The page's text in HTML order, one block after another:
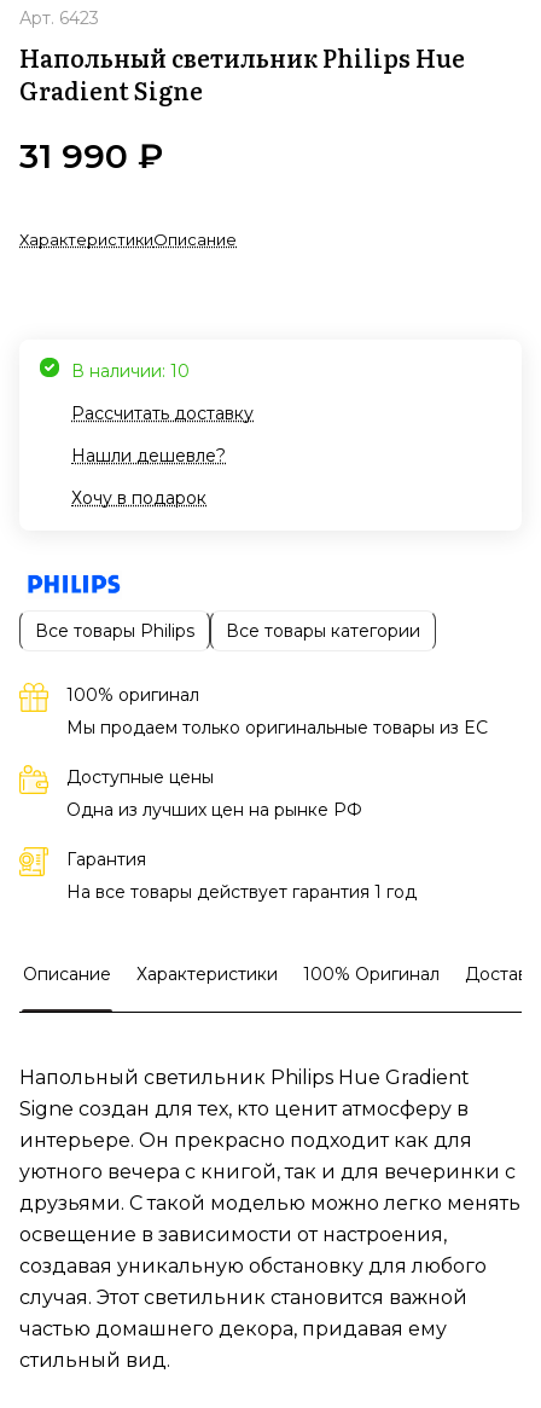
Арт. 6423
Напольный светильник Philips Hue
Gradient Signe
31 990 ₽
ХарактеристикиОписание
В наличии: 10
Рассчитать доставку
Нашли дешевле?
Хочу в подарок
Все товары Philips Все товары категории
100% оригинал
Мы продаем только оригинальные товары из EC
Доступные цены
Одна из лучших цен на рынке РФ
Гарантия
На все товары действует гарантия 1 год
Описание Характеристики 100% Оригинал
Напольный светильник Philips Hue Gradient
Signe создан для тех, кто ценит атмосферу в
интерьере. Он прекрасно подходит как для
уютного вечера с книгой, так и для вечеринки с
друзьями. С такой моделью можно легко менять
освещение в зависимости от настроения,
создавая уникальную обстановку для любого
случая. Этот светильник становится важной
частью домашнего декора, придавая ему
стильный вид.